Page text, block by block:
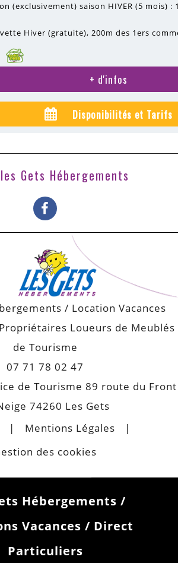
(exclusivement) saison HIVER (5 mois) :
Hiver (gratuite) 200m des 1ers
+ d'infos
Disponibilités et Tarifs
les Gets Hébergements
/ Location Vacances
Loueurs de Meublés
de Tourisme
07 71 78 02 47
de Tourisme 89 route du Front
74260 Les Gets
Mentions Légales
des cookies
Hébergements /
Vacances / Direct
Particuliers